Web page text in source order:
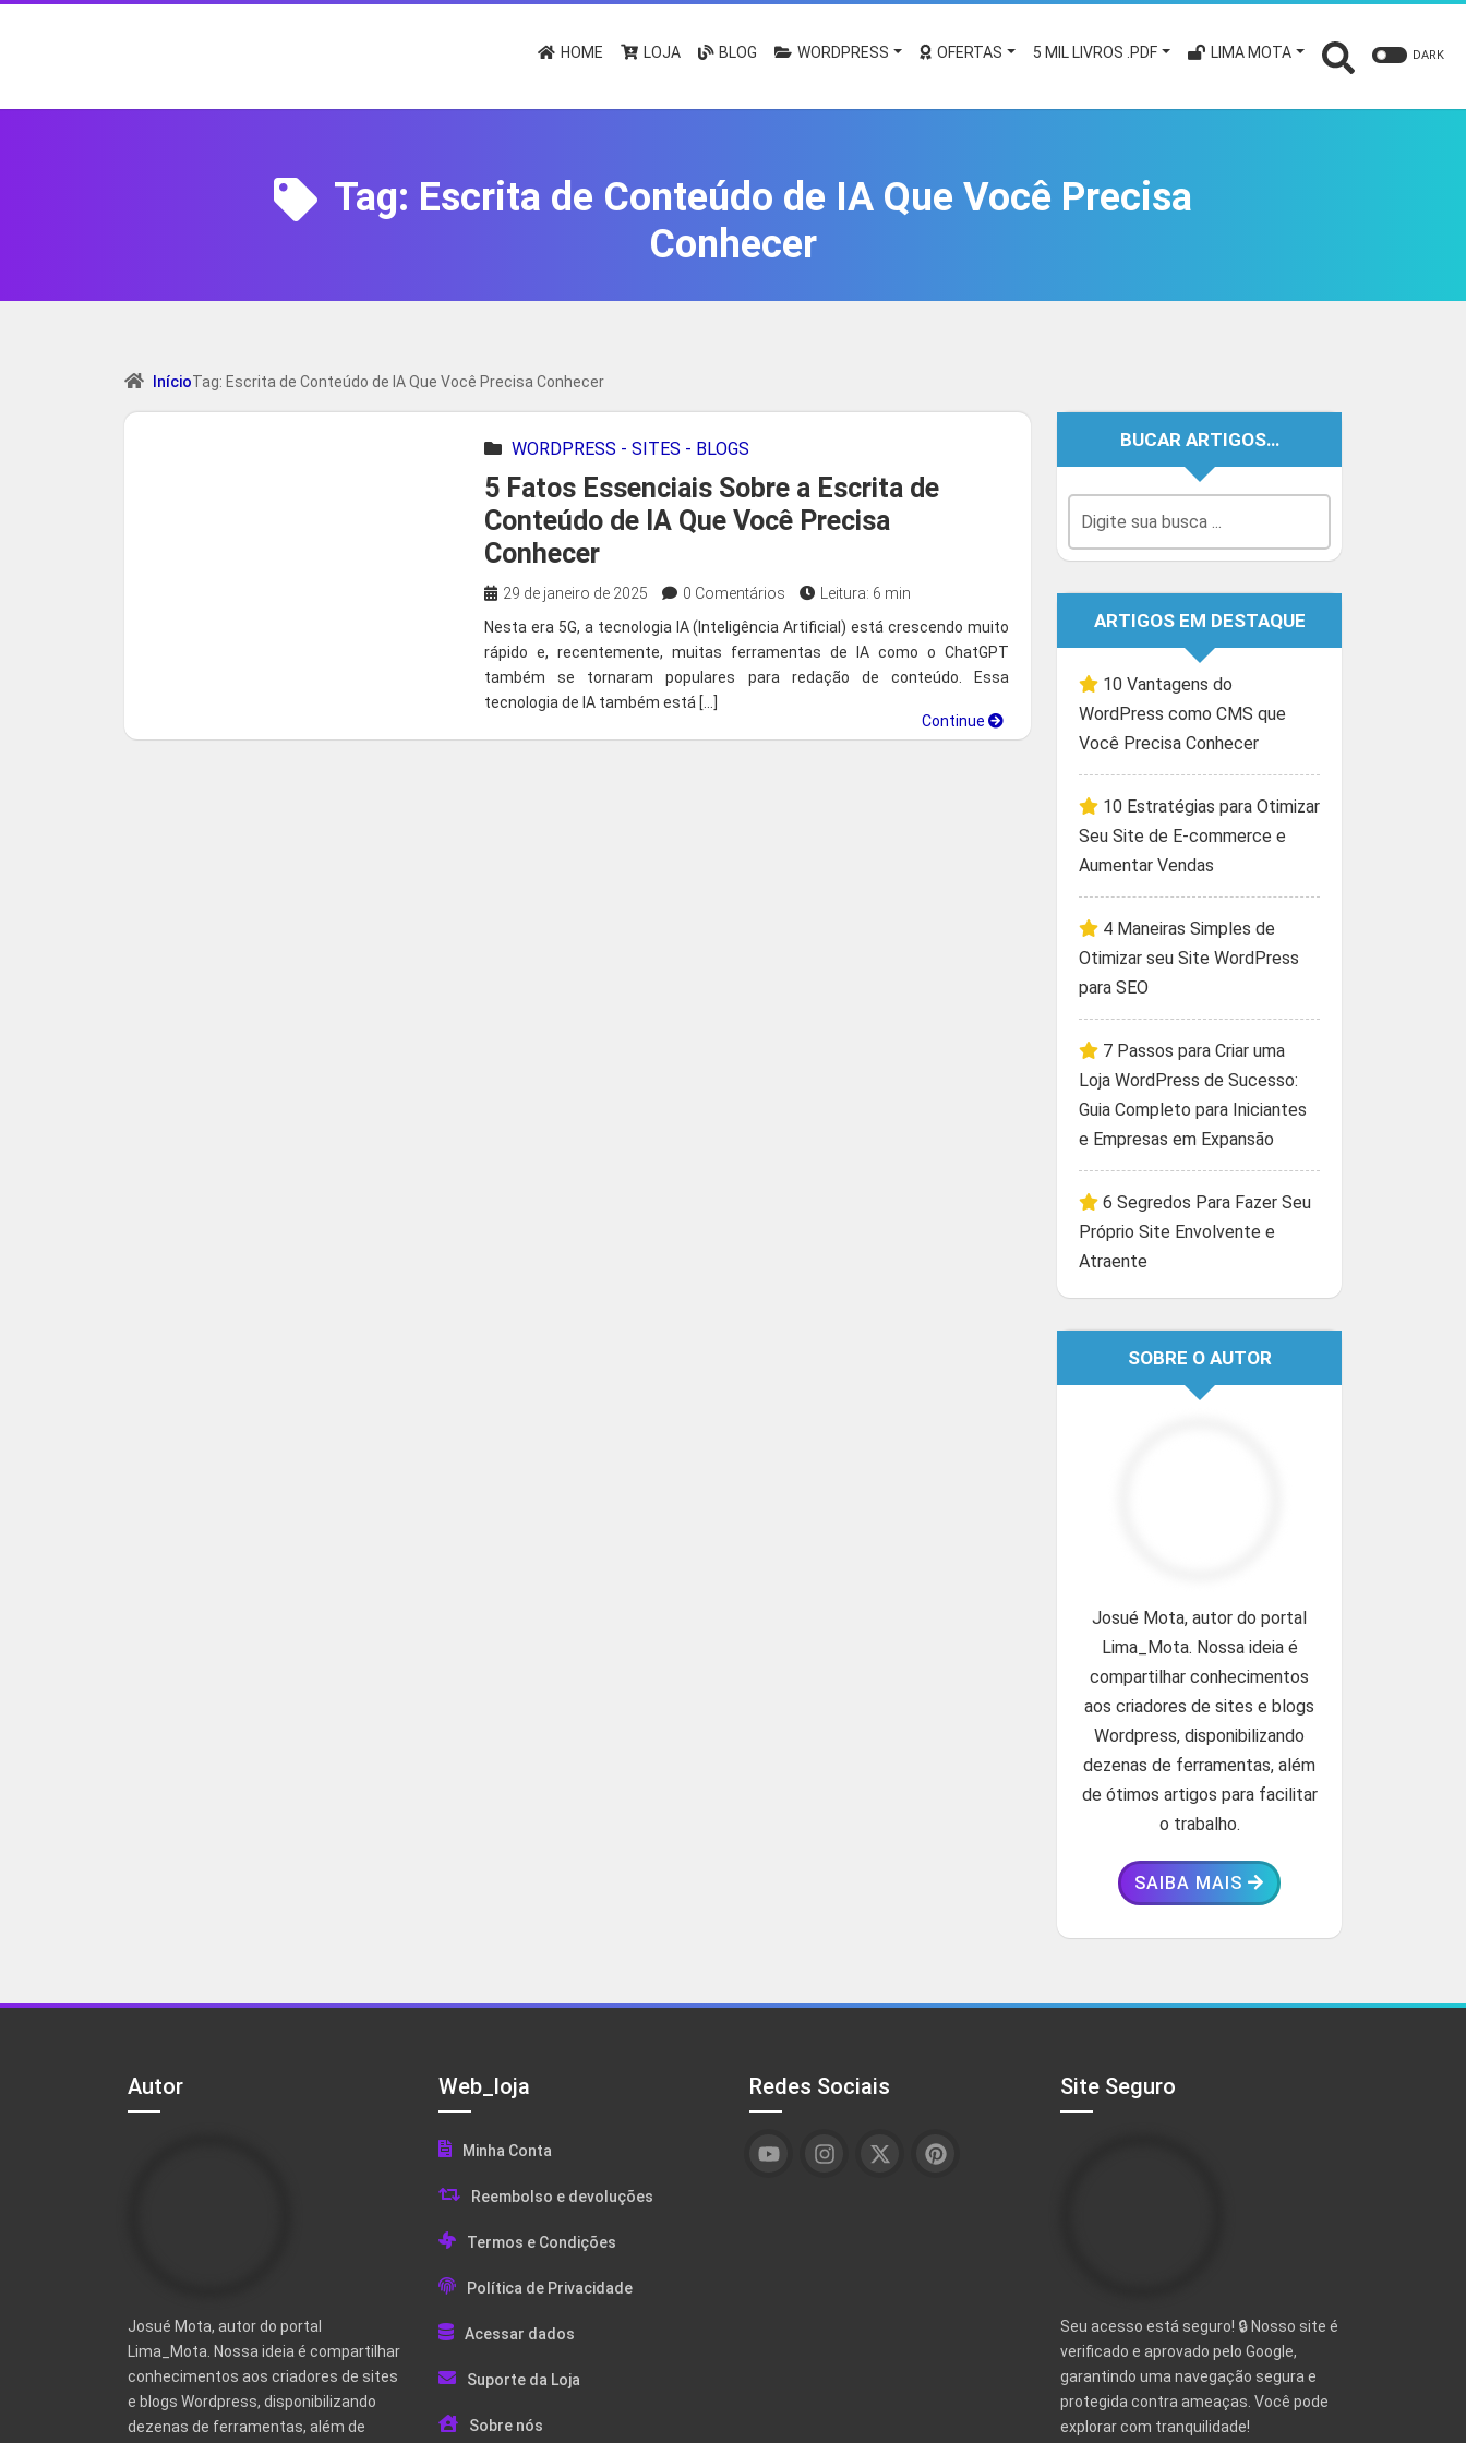
HOME LOJA BLOG WORDPRESS OFERTAS 5 MIL LIVROS .PDF LIMA MOTA DARK
Tag: Escrita de Conteúdo de IA Que Você Precisa
Conhecer
InícioTag: Escrita de Conteúdo de IA Que Você Precisa Conhecer
WORDPRESS - SITES - BLOGS
5 Fatos Essenciais Sobre a Escrita de
Conteúdo de IA Que Você Precisa
Conhecer
29 de janeiro de 2025 0 Comentários
Leitura: 6 min
Nesta era 5G, a tecnologia IA (Inteligência Artificial) está crescendo muito
rápido e, recentemente, muitas ferramentas de IA como o ChatGPT
também se tornaram populares para redação de conteúdo. Essa
tecnologia de IA também está […]
Continue
BUCAR ARTIGOS…
ARTIGOS EM DESTAQUE
10 Vantagens do
WordPress como CMS que
Você Precisa Conhecer
10 Estratégias para Otimizar
Seu Site de E-commerce e
Aumentar Vendas
4 Maneiras Simples de
Otimizar seu Site WordPress
para SEO
7 Passos para Criar uma
Loja WordPress de Sucesso:
Guia Completo para Iniciantes
e Empresas em Expansão
6 Segredos Para Fazer Seu
Próprio Site Envolvente e
Atraente
SOBRE O AUTOR
Josué Mota, autor do portal
Lima_Mota. Nossa ideia é
compartilhar conhecimentos
aos criadores de sites e blogs
Wordpress, disponibilizando
dezenas de ferramentas, além
de ótimos artigos para facilitar
o trabalho.
SAIBA MAIS
Autor
Josué Mota, autor do portal
Lima_Mota. Nossa ideia é compartilhar
conhecimentos aos criadores de sites
e blogs Wordpress, disponibilizando
dezenas de ferramentas, além de
Web_loja
Minha Conta
Reembolso e devoluções
Termos e Condições
Política de Privacidade
Acessar dados
Suporte da Loja
Sobre nós
Redes Sociais Site Seguro
Seu acesso está seguro! 🔒 Nosso site é
verificado e aprovado pelo Google,
garantindo uma navegação segura e
protegida contra ameaças. Você pode
explorar com tranquilidade!